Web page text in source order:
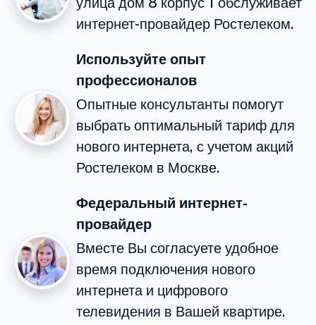
интернет-провайдер Ростелеком.
Используйте опыт
профессионалов
Опытные консультанты помогут
выбрать оптимальный тариф для
нового интернета, с учетом акций
Ростелеком в Москве.
Федеральный интернет-
провайдер
Вместе Вы согласуете удобное
время подключения нового
интернета и цифрового
телевидения в Вашей квартире.